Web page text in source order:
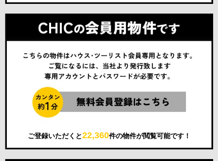
ご登録いただくと22,360件の物件が閲覧可能です！